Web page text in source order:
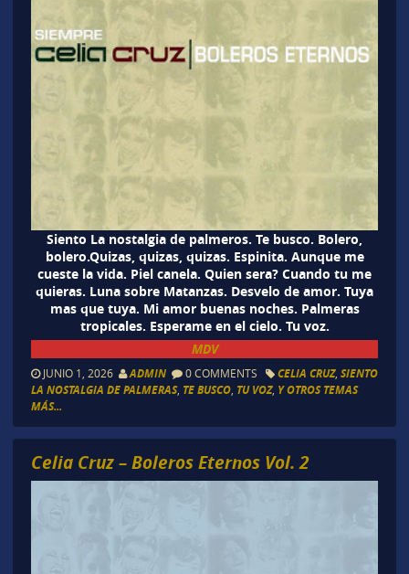
Siento La nostalgia de palmeros. Te busco. Bolero,
bolero.Quizas, quizas, quizas. Espinita. Aunque me
cueste la vida. Piel canela. Quien sera? Cuando tu me
quieras. Luna sobre Matanzas. Desvelo de amor. Tuya
mas que tuya. Mi amor buenas noches. Palmeras
tropicales. Esperame en el cielo. Tu voz.
MDV
JUNIO 1, 2026 ADMIN 0 COMMENTS CELIA CRUZ, SIENTO
LA NOSTALGIA DE PALMERAS, TE BUSCO, TU VOZ, Y OTROS TEMAS
MÁS...
Celia Cruz – Boleros Eternos Vol. 2